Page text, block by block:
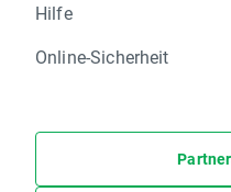
Hilfe
Online-Sicherheit